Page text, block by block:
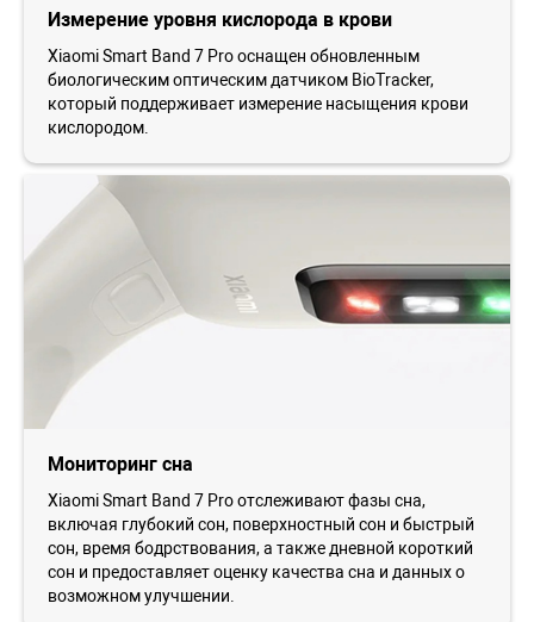
Измерение уровня кислорода в крови
Xiaomi Smart Band 7 Pro оснащен обновленным
биологическим оптическим датчиком BioTracker,
который поддерживает измерение насыщения крови
кислородом.
Мониторинг сна
Xiaomi Smart Band 7 Pro отслеживают фазы сна,
включая глубокий сон, поверхностный сон и быстрый
сон, время бодрствования, а также дневной короткий
сон и предоставляет оценку качества сна и данных о
возможном улучшении.